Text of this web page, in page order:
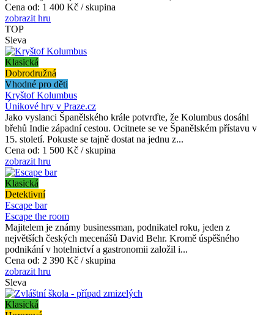
Cena od: 1 400 Kč / skupina
zobrazit hru
TOP
Sleva
Klasická
Dobrodružná
Vhodné pro děti
Kryštof Kolumbus
Únikové hry v Praze.cz
Jako vyslanci Španělského krále potvrďte, že Kolumbus dosáhl
břehů Indie západní cestou. Ocitnete se ve Španělském přístavu v
15. století. Pokuste se tajně dostat na jednu z...
Cena od: 1 500 Kč / skupina
zobrazit hru
Klasická
Detektivní
Escape bar
Escape the room
Majitelem je známy businessman, podnikatel roku, jeden z
největších českých mecenášů David Behr. Kromě úspěšného
podnikání v hotelnictví a gastronomii založil i...
Cena od: 2 390 Kč / skupina
zobrazit hru
Sleva
Klasická